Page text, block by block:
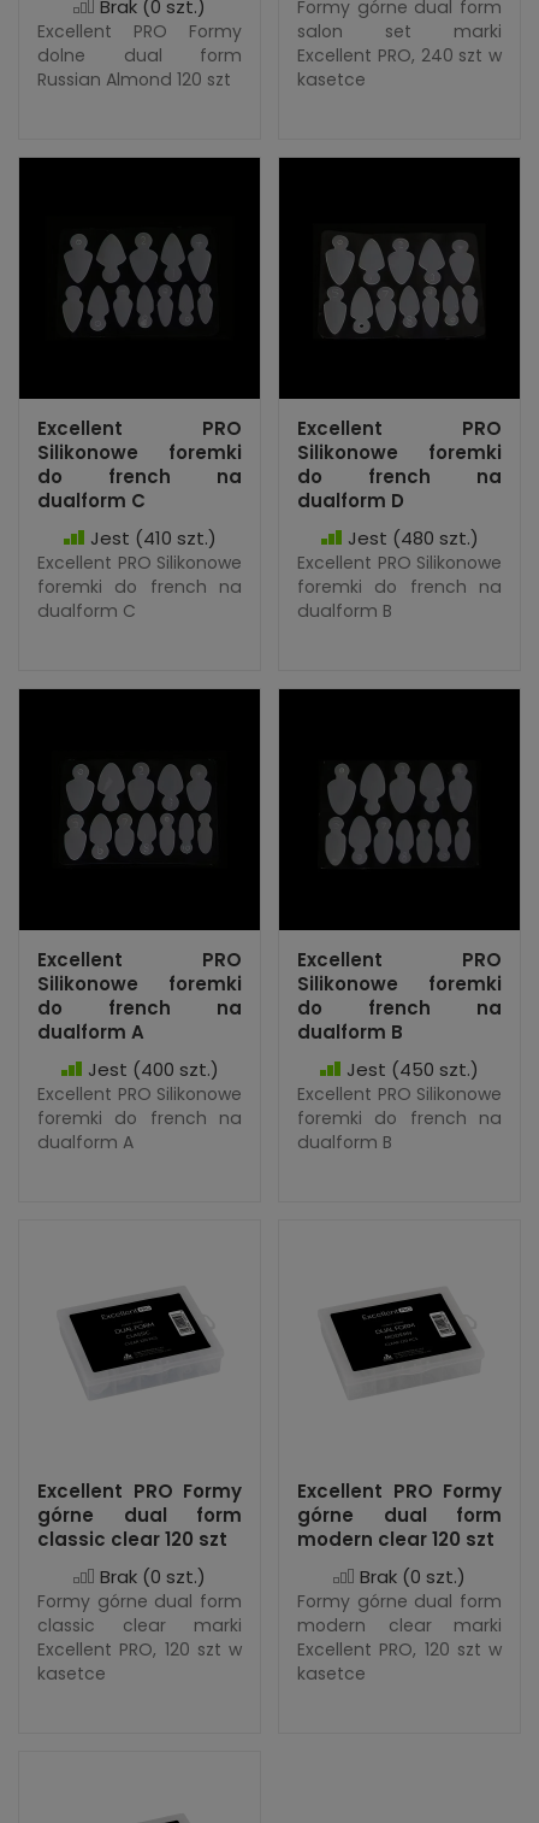
Brak (0 szt.)
Excellent PRO Formy
dolne dual form
Russian Almond 120 szt
Formy górne dual form
salon set marki
Excellent PRO, 240 szt w
kasetce
Excellent PRO
Silikonowe foremki
do french na
dualform C
Jest (410 szt.)
Excellent PRO Silikonowe
foremki do french na
dualform C
Excellent PRO
Silikonowe foremki
do french na
dualform D
Jest (480 szt.)
Excellent PRO Silikonowe
foremki do french na
dualform B
Excellent PRO
Silikonowe foremki
do french na
dualform A
Jest (400 szt.)
Excellent PRO Silikonowe
foremki do french na
dualform A
Excellent PRO
Silikonowe foremki
do french na
dualform B
Jest (450 szt.)
Excellent PRO Silikonowe
foremki do french na
dualform B
Excellent PRO Formy
górne dual form
classic clear 120 szt
Brak (0 szt.)
Formy górne dual form
classic clear marki
Excellent PRO, 120 szt w
kasetce
Excellent PRO Formy
górne dual form
modern clear 120 szt
Brak (0 szt.)
Formy górne dual form
modern clear marki
Excellent PRO, 120 szt w
kasetce